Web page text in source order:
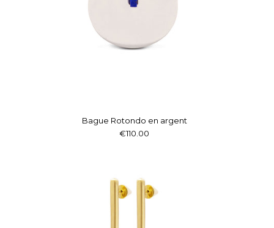
Bague Rotondo en argent
€110.00